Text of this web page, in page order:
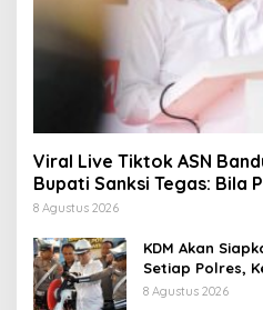
Viral Live Tiktok ASN
Bupati Sanksi Tegas: Bila
8 Agustus 2026
KDM Akan
Setiap Polres,
Tertangkap
8 Agustus 2026